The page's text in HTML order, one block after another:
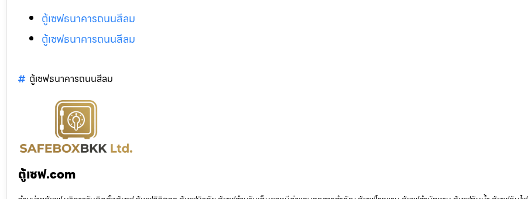
ตู้เซฟธนาคารถนนสีลม
ตู้เซฟธนาคารถนนสีลม
ตู้เซฟธนาคารถนนสีลม
ตู้เซฟ.com